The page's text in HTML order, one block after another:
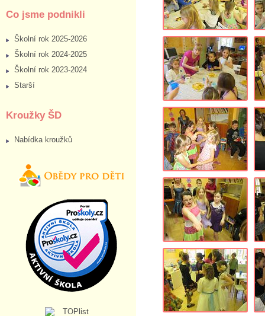
Co jsme podnikli
Školní rok 2025-2026
Školní rok 2024-2025
Školní rok 2023-2024
Starší
Kroužky ŠD
Nabídka kroužků